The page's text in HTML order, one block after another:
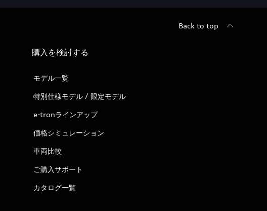
Back to top
購入を検討する
モデル一覧
特別仕様モデル / 限定モデル
e-tronラインアップ
価格シミュレーション
車両比較
ご購入サポート
カタログ一覧